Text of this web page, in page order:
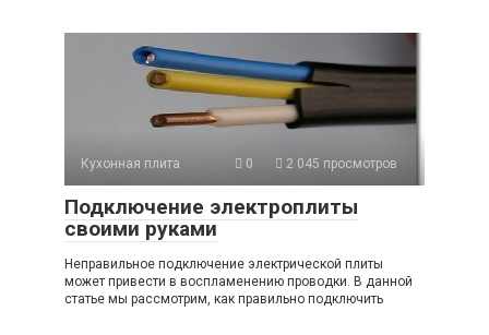
Кухонная плита 0 2 045 просмотров
Подключение электроплиты
своими руками
Неправильное подключение электрической плиты
может привести в воспламенению проводки. В данной
статье мы рассмотрим, как правильно подключить